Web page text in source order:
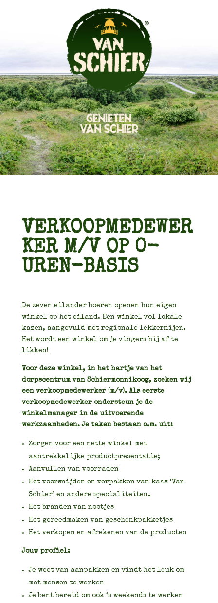
Genieten van Schier
VERKOOPMEDEWER
KER M/V OP 0-
UREN-BASIS
De zeven eilander boeren openen hun eigen
winkel op het eiland. Een winkel vol lokale
kazen, aangevuld met regionale lekkernijen.
Het wordt een winkel om je vingers bij af te
likken!
Voor deze winkel, in het hartje van het
dorpscentrum van Schiermonnikoog, zoeken wij
een verkoopmedewerker (m/v). Als eerste
verkoopmedewerker ondersteun je de
winkelmanager in de uitvoerende
werkzaamheden. Je taken bestaan o.m. uit:
Zorgen voor een nette winkel met
aantrekkelijke productpresentatie;
Aanvullen van voorraden
Het voorsnijden en verpakken van kaas ‘Van
Schier’ en andere specialiteiten.
Het branden van nootjes
Het gereedmaken van geschenkpakketjes
Het verkopen en afrekenen van de producten
Jouw profiel:
Je weet van aanpakken en vindt het leuk om
met mensen te werken
Je bent bereid om ook ‘s weekends te werken